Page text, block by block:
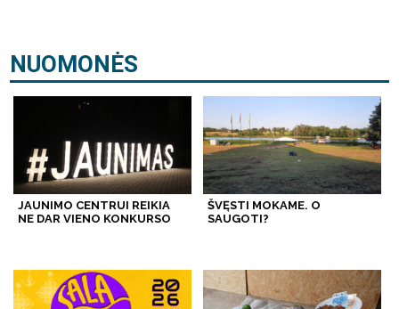
NUOMONĖS
JAUNIMO CENTRUI REIKIA
NE DAR VIENO KONKURSO
ŠVĘSTI MOKAME. O
SAUGOTI?